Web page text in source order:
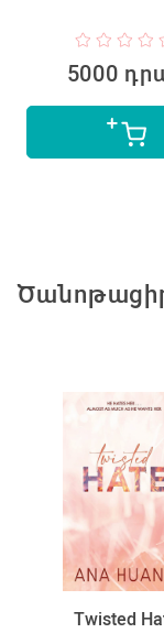
5000
Ծանոթացիր
Twisted